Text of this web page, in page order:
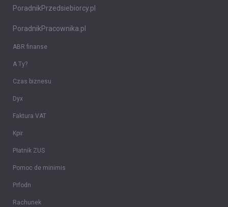
PoradnikPrzedsiebiorcy.pl
PoradnikPracownika.pl
ABR finanse
A Ty?
Czas biznesu
Dyx
Faktura VAT
Kpir
Płatnik ZUS
Pomoc de minimis
Prfodn
Rachunek